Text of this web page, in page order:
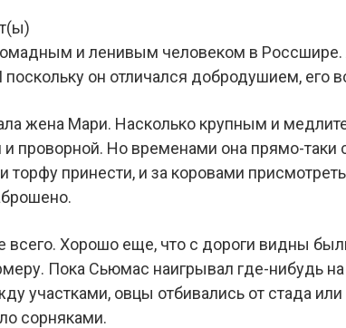
и ленивым человеком в
он отличался добродушием, его
жена Мари. Насколько крупным и
и проворной. Но временами она прямо-таки
принести, и за коровами
Хорошо еще, что с дороги видны
Пока Сьюмас наигрывал где-нибудь
участками, овцы отбивались от стада или
сорняками.